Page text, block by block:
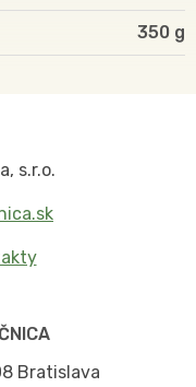
350
s.r.o.
Bratislava